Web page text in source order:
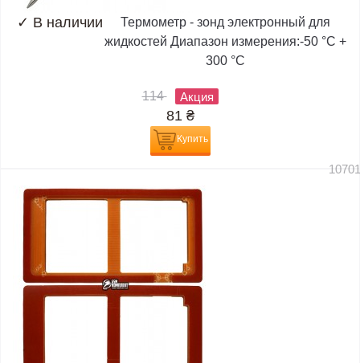
✓ В наличии
Термометр - зонд электронный для
жидкостей Диапазон измерения:-50 °C +
300 °C
114 Акция
81 ₴
Купить